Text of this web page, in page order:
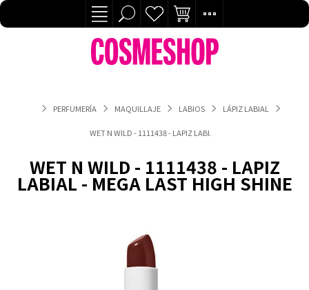
PERFUMERÍA MAQUILLAJE LABIOS LÁPIZ LABIAL
WET N WILD - 1111438 - LAPIZ LABIAL - MEGA LAST HIGH SHINE
WET N WILD - 1111438 - LAPIZ
LABIAL - MEGA LAST HIGH SHINE